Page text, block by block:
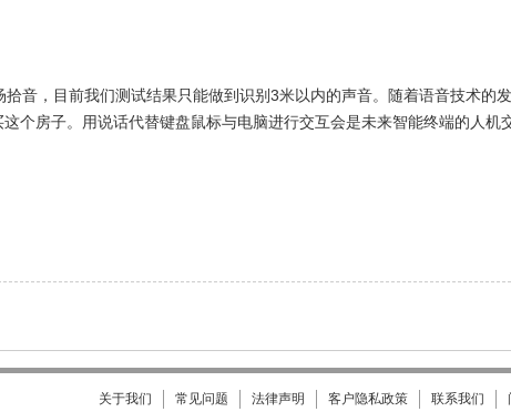
音，目前我们测试结果只能做到识别3米以内的声音。随着语音技术的
个房子。用说话代替键盘鼠标与电脑进行交互会是未来智能终端的人机
关于我们 常见问题 法律声明 客户隐私政策 联系我们